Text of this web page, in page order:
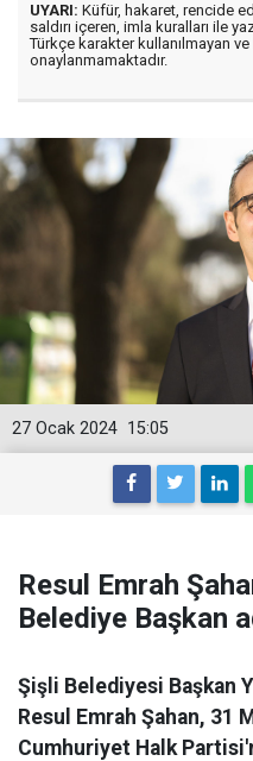
UYARI: Küfür, hakaret, rencide
saldırı içeren, imla kuralları ile
Türkçe karakter kullanılmayan
onaylanmamaktadır.
15:05
27 Ocak 2024
Resul Emrah
Belediye Başkan
Şişli Belediyesi Başkan
Resul Emrah Şahan,
Cumhuriyet Halk